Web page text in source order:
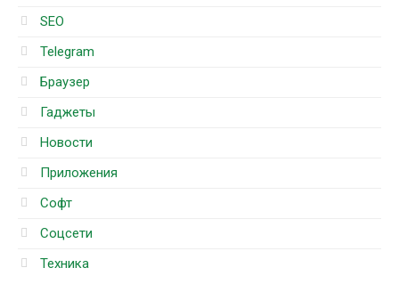
SEO
Telegram
Браузер
Гаджеты
Новости
Приложения
Софт
Соцсети
Техника